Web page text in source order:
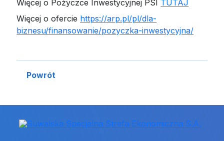
Więcej o Pożyczce Inwestycyjnej PSI TUTAJ
Więcej o ofercie https://arp.pl/pl/dla-
biznesu/finansowanie/pozyczka-inwestycyjna/
Powrót